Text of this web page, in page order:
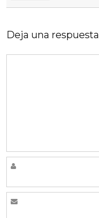
Deja una respuesta